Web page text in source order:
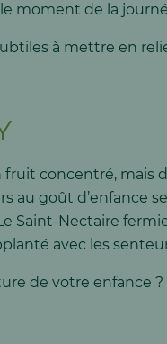
moment de la
à mettre en
concentré, mais
au goût d’enfance
Saint-Nectaire
avec les
de votre enfance ?